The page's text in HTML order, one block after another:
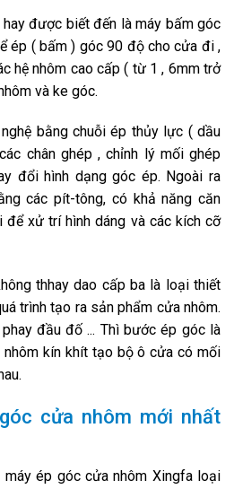
hay được biết đến là máy bấm góc
ép ( bấm ) góc 90 độ cho cửa đi ,
hệ nhôm cao cấp ( từ 1 , 6mm trở
và ke góc.
bằng chuỗi ép thủy lực ( dầu
chân ghép , chỉnh lý mối ghép
đổi hình dạng góc ép. Ngoài ra
các pít-tông, có khả năng căn
để xử trí hình dáng và các kích cỡ
thhay dao cấp ba là loại thiết
trình tạo ra sản phẩm cửa nhôm.
đầu đố ... Thì bước ép góc là
kín khít tạo bộ ô cửa có mối
cửa nhôm mới nhất
máy ép góc cửa nhôm Xingfa loại